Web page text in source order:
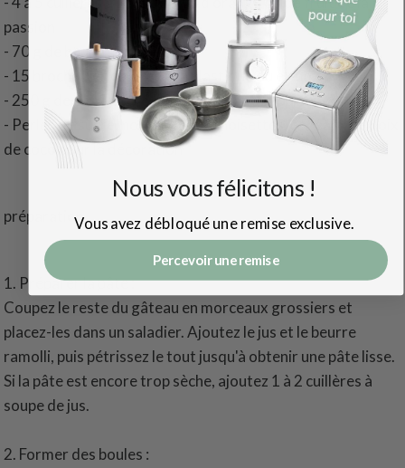
passion
- 70 g de beurre mou
- 15 brochettes colorées en plastique ou en bois
- 250 g de couverture de chocolat au lait ou noir
- Perles de sucre, nougatine aux noisettes, copeaux de noix
de coco pour la décoration
préparation
1. Préparer la pâte :
Coupez le reste du gâteau en morceaux grossiers et
placez-les dans un saladier. Ajoutez le jus et le beurre
ramolli, puis pétrissez le tout jusqu'à obtenir une pâte lisse.
Si la pâte est encore trop sèche, ajoutez 1 à 2 cuillères à
soupe de jus.
2. Former des boules :
Nous vous félicitons !
Vous avez débloqué une remise exclusive.
Percevoir une remise